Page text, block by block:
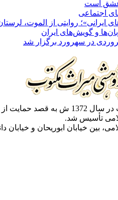
و عشق است
اجتماعی
روایتی از الموت، لرستان
و گویش‌های ایران
در سهرورد برگزار شد
مؤسسه پژوهشی میراث
تأسیس شد.
ابوریحان و خیابان دانشگاه، شمارۀ 1182